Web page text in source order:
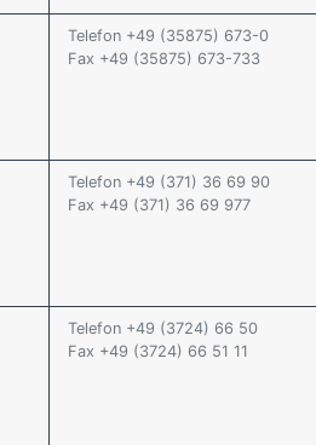
Telefon +49 (35875) 673-0
Fax +49 (35875) 673-733
Telefon +49 (371) 36 69 90
Fax +49 (371) 36 69 977
Telefon +49 (3724) 66 50
Fax +49 (3724) 66 51 11